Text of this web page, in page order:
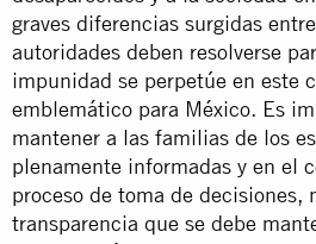
graves diferencias surgidas
autoridades deben resolverse
impunidad se perpetúe en este
emblemático para México. Es
mantener a las familias de los
plenamente informadas y en el
proceso de toma de decisiones,
transparencia que se debe